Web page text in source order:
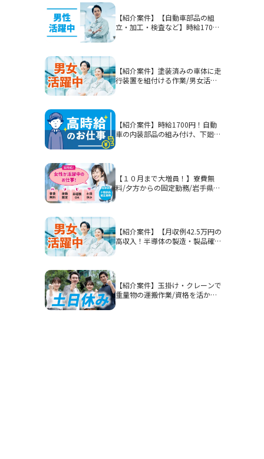
【紹介案件】【自動車部品の組
立・加工・検査など】時給1700
【紹介案件】塗装済みの車体に走
行装置を組付ける作業/男女活躍
【紹介案件】時給1700円！自動
車の内装部品の組み付け、下廻り
【１０月まで大増員！】寮費無
料/夕方からの固定勤務/岩手県釜
【紹介案件】【月収例42.5万円の
高収入！半導体の製造・製品確
躍【紹介案件】玉掛け・クレーンで
重量物の運搬作業/資格を活かし